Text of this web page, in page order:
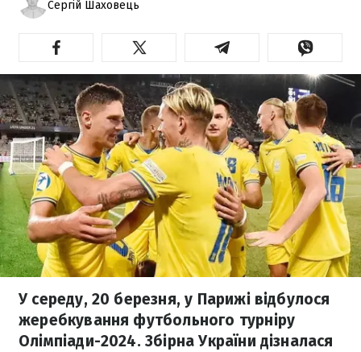
Сергій Шаховець
У середу, 20 березня, у Парижі відбулося
жеребкування футбольного турніру
Олімпіади-2024. Збірна України дізналася